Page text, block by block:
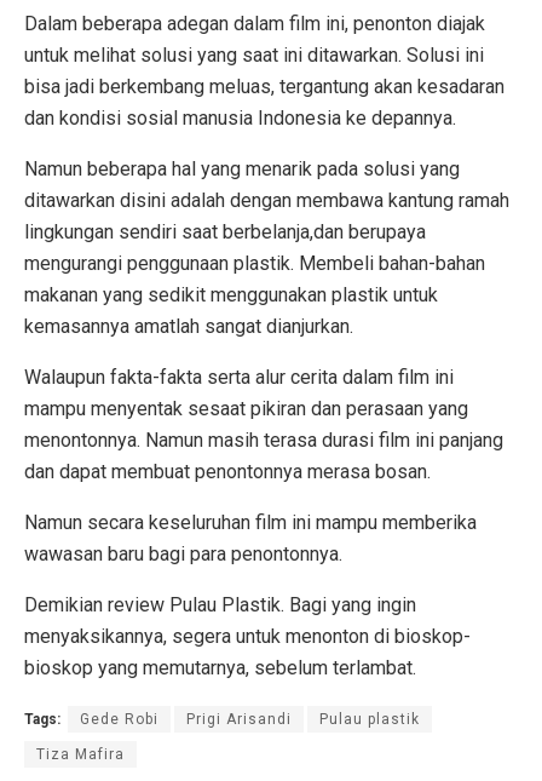
Dalam beberapa adegan dalam film ini, penonton diajak
untuk melihat solusi yang saat ini ditawarkan. Solusi ini
bisa jadi berkembang meluas, tergantung akan kesadaran
dan kondisi sosial manusia Indonesia ke depannya.
Namun beberapa hal yang menarik pada solusi yang
ditawarkan disini adalah dengan membawa kantung ramah
lingkungan sendiri saat berbelanja,dan berupaya
mengurangi penggunaan plastik. Membeli bahan-bahan
makanan yang sedikit menggunakan plastik untuk
kemasannya amatlah sangat dianjurkan.
Walaupun fakta-fakta serta alur cerita dalam film ini
mampu menyentak sesaat pikiran dan perasaan yang
menontonnya. Namun masih terasa durasi film ini panjang
dan dapat membuat penontonnya merasa bosan.
Namun secara keseluruhan film ini mampu memberika
wawasan baru bagi para penontonnya.
Demikian review Pulau Plastik. Bagi yang ingin
menyaksikannya, segera untuk menonton di bioskop-
bioskop yang memutarnya, sebelum terlambat.
Tags: Gede Robi Prigi Arisandi Pulau plastik
Tiza Mafira